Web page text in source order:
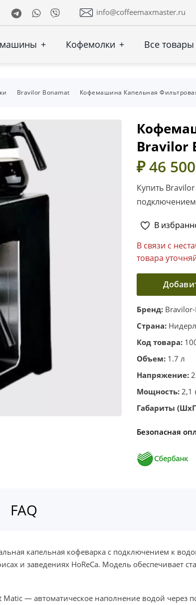
TelegramWhatsapp
Viber info@coffeemaxmaster.ru
+ Кофемолки + Все товары
Bravilor Bonamat Кофемашина Капельная
Bravilor
₽ 46 500
Купить
В
В связи с
товара
Бренд:
Страна:
Код товара:
Объем: 1.7 л
Напряжение:
Мощность: 2,1
Габариты
Безопасная
FAQ
капельная кофеварка с подключением к
и заведениях HoReCa. Модель обеспечивает
— автоматическое наполнение водой через